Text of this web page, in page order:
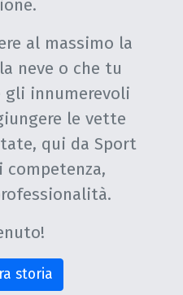
al massimo la
neve o che tu
gli innumerevoli
le vette
qui da Sport
competenza,
storia